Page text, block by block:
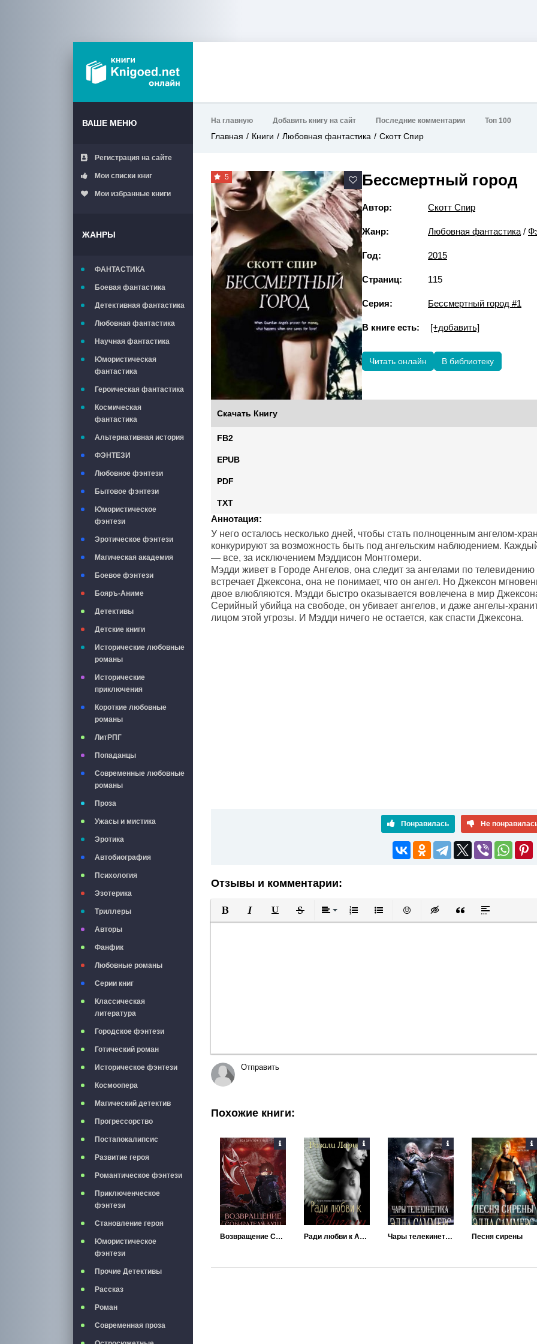
ВАШЕ МЕНЮ
Регистрация на сайте
Мои списки книг
Мои избранные книги
ЖАНРЫ
ФАНТАСТИКА
Боевая фантастика
Детективная фантастика
Любовная фантастика
Научная фантастика
Юмористическая
фантастика
Героическая фантастика
Космическая
фантастика
Альтернативная история
ФЭНТЕЗИ
Любовное фэнтези
Бытовое фэнтези
Юмористическое
фэнтези
Эротическое фэнтези
Магическая академия
Боевое фэнтези
Бояръ-Аниме
Детективы
Детские книги
Исторические любовные
романы
Исторические
приключения
Короткие любовные
романы
ЛитРПГ
Попаданцы
Современные любовные
романы
Проза
Ужасы и мистика
Эротика
Автобиография
Психология
Эзотерика
Триллеры
Авторы
Фанфик
Любовные романы
Серии книг
Классическая
литература
Городское фэнтези
Готический роман
Историческое фэнтези
Космоопера
Магический детектив
Прогрессорство
Постапокалипсис
Развитие героя
Романтическое фэнтези
Приключенческое
фэнтези
Становление героя
Юмористическое
фэнтези
Прочие Детективы
Рассказ
Роман
Современная проза
На главную Добавить книгу на сайт Последние комментарии Топ 100
Главная Книги Любовная фантастика Скотт Спир
5 Бессмертный город
Автор: Скотт Спир
Жанр: Любовная фантастика /
Год: 2015
Страниц: 115
Серия: Бессмертный город #1
В книге есть: [+добавить]
Читать онлайн В библиотеку
Скачать Книгу
FB2
EPUB
PDF
TXT
Аннотация:
У него осталось несколько дней, чтобы стать полноценным ангелом-
конкурируют за возможность быть под ангельским наблюдением.
— все, за исключением Мэддисон Монтгомери.
Мэдди живет в Городе Ангелов, она следит за ангелами по телевидению
встречает Джексона, она не понимает, что он ангел. Но Джексон
двое влюбляются. Мэдди быстро оказывается вовлечена в мир
Серийный убийца на свободе, он убивает ангелов, и даже ангелы-
лицом этой угрозы. И Мэдди ничего не остается, как спасти Джексона.
Понравилась Не
Отзывы и комментарии:
Полужирный
КурсивПодчеркнутый
ЗачеркнутыйВыравнивание
Нумерованный список
Маркированный список
Вставить смайлик
Вставка скрытого текста
Вставка цитаты
Вставка
Отправить
Похожие книги:
Возвращение Собирателя Душ. Начало Ради любви к Ангелу Чары телекинетика Песня сирены